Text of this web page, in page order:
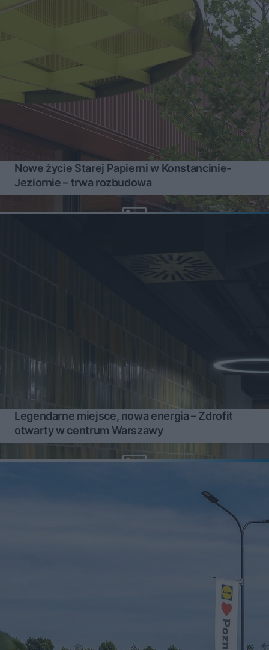
Nowe życie Starej Papierni w Konstancinie-
Jeziornie – trwa rozbudowa
Legendarne miejsce, nowa energia – Zdrofit
otwarty w centrum Warszawy